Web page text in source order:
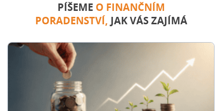
PÍŠEME O FINANČNÍM
PORADENSTVÍ, JAK VÁS ZAJÍMÁ